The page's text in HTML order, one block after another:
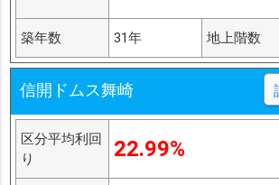
築年数 31年 地上階数
信開ドムス舞崎
区分平均利回
り
22.99%